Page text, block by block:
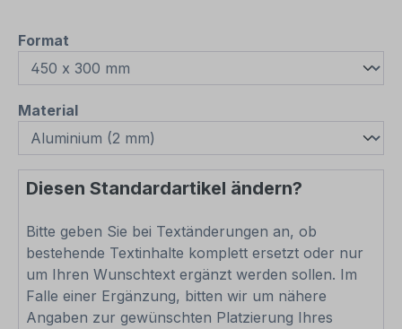
Format
Materialauswählen
Diesen Standardartikel ändern?
Bitte geben Sie bei Textänderungen an, ob
bestehende Textinhalte komplett ersetzt oder nur
um Ihren Wunschtext ergänzt werden sollen. Im
Falle einer Ergänzung, bitten wir um nähere
Angaben zur gewünschten Platzierung Ihres